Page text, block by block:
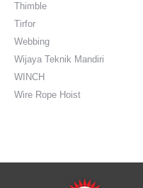
Thimble
Tirfor
Webbing
Wijaya Teknik Mandiri
WINCH
Wire Rope Hoist